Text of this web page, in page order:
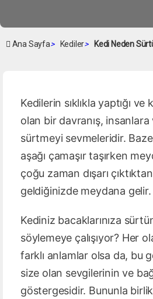
Ana Sayfa> Kediler> Kedi Neden
Kedilerin sıklıkla yaptığı
olan bir davranış,
sürtmeyi sevmeleridir.
aşağı çamaşır taşırken
çoğu zaman dışarı
geldiğinizde meydana gelir.
Kediniz bacaklarınıza
söylemeye çalışıyor? Her
farklı anlamlar olsa da, bu
size olan sevgilerinin ve
göstergesidir. Bununla